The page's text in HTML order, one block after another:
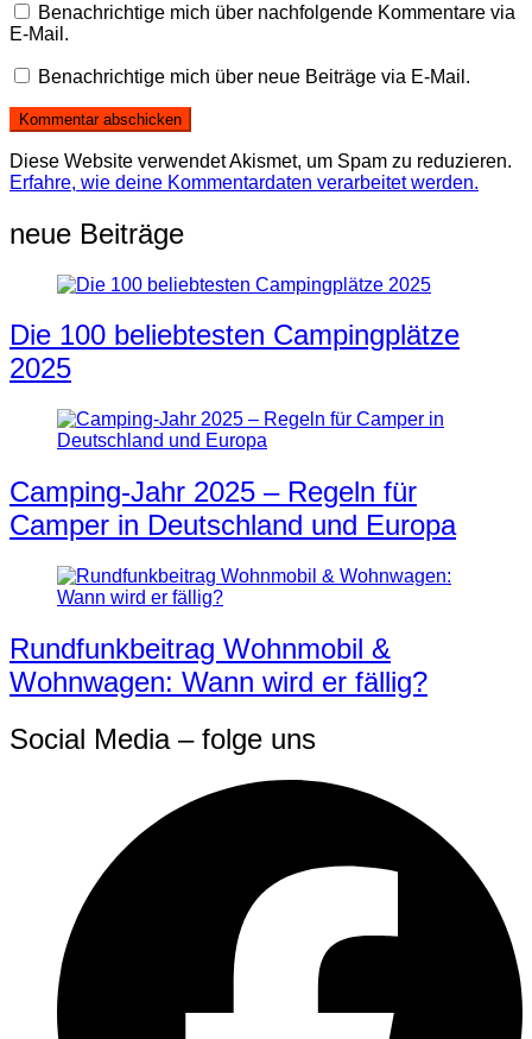
Benachrichtige mich über nachfolgende Kommentare via
E-Mail.
Benachrichtige mich über neue Beiträge via E-Mail.
Diese Website verwendet Akismet, um Spam zu reduzieren.
Erfahre, wie deine Kommentardaten verarbeitet werden.
neue Beiträge
Die 100 beliebtesten Campingplätze
2025
Camping-Jahr 2025 – Regeln für
Camper in Deutschland und Europa
Rundfunkbeitrag Wohnmobil &
Wohnwagen: Wann wird er fällig?
Social Media – folge uns